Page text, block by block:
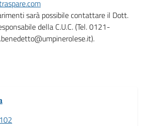
sarà possibile contattare il Dott.
della C.U.C. (Tel. 0121-